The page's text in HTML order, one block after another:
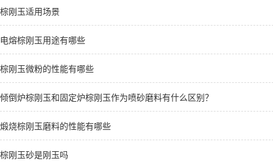
棕刚玉适用场景
电熔棕刚玉用途有哪些
棕刚玉微粉的性能有哪些
倾倒炉棕刚玉和固定炉棕刚玉作为喷砂磨料有什么区别？
煅烧棕刚玉磨料的性能有哪些
棕刚玉砂是刚玉吗